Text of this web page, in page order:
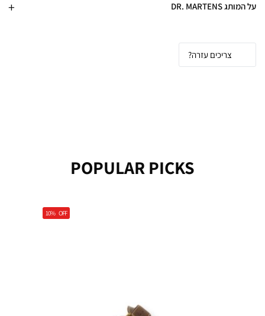
על המותג DR. MARTENS
צריכים עזרה?
POPULAR PICKS
10% OFF